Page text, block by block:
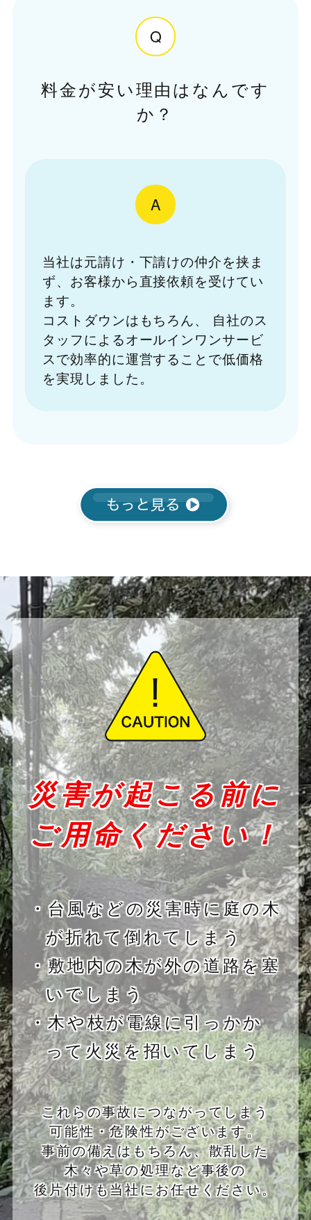
Q
料金が安い理由はなんです
か？
A
当社は元請け・下請けの仲介を挟ま
ず、お客様から直接依頼を受けてい
ます。
コストダウンはもちろん、
自社のス
タッフによるオールインワンサービ
スで効率的に運営することで低価格
を実現しました。
災害が起こる前に
ご用命ください！
・台風などの災害時に庭の木
が折れて倒れてしまう
・敷地内の木が外の道路を塞
いでしまう
・木や枝が電線に引っかか
って火災を招いてしまう
これらの事故につながってしまう
可能性・危険性がございます。
事前の備えはもちろん、散乱した
木々や草の処理など事後の
後片付けも当社にお任せください。